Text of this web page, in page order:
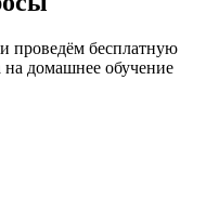
проведём бесплатную
на домашнее обучение